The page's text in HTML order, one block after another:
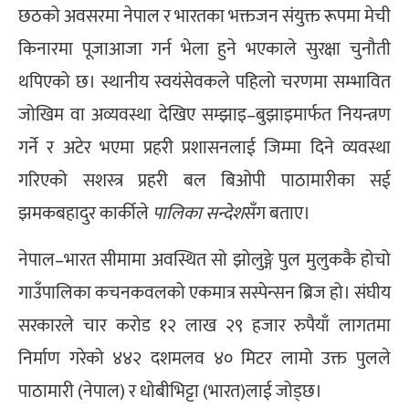
छठको अवसरमा नेपाल र भारतका भक्तजन संयुक्त रूपमा मेची
किनारमा पूजाआजा गर्न भेला हुने भएकाले सुरक्षा चुनौती
थपिएको छ। स्थानीय स्वयंसेवकले पहिलो चरणमा सम्भावित
जोखिम वा अव्यवस्था देखिए सम्झाइ–बुझाइमार्फत नियन्त्रण
गर्ने र अटेर भएमा प्रहरी प्रशासनलाई जिम्मा दिने व्यवस्था
गरिएको सशस्त्र प्रहरी बल बिओपी पाठामारीका सई
झमकबहादुर कार्कीलेपालिका सन्देशसँग बताए।
नेपाल–भारत सीमामा अवस्थित सो झोलुङ्गे पुल मुलुककै होचो
गाउँपालिका कचनकवलको एकमात्र सस्पेन्सन ब्रिज हो। संघीय
सरकारले चार करोड १२ लाख २९ हजार रुपैयाँ लागतमा
निर्माण गरेको ४४२ दशमलव ४० मिटर लामो उक्त पुलले
पाठामारी (नेपाल) र धोबीभिट्टा (भारत)लाई जोड्छ।